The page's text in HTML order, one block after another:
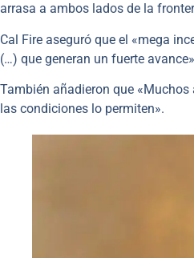
arrasa a ambos lados de la
Cal Fire aseguró que el «mega
(…) que generan un fuerte
También añadieron que
las condiciones lo permiten».